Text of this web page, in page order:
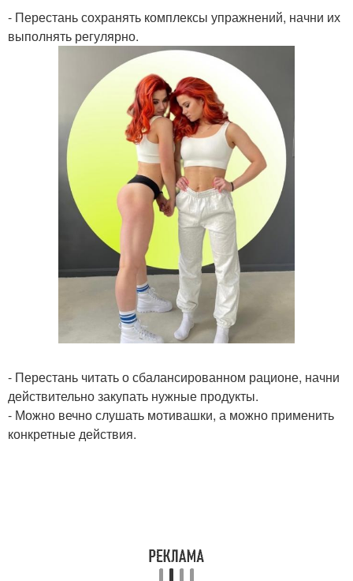
- Перестань сохранять комплексы упражнений, начни их
выполнять регулярно.
- Перестань читать о сбалансированном рационе, начни
действительно закупать нужные продукты.
- Можно вечно слушать мотивашки, а можно применить
конкретные действия.